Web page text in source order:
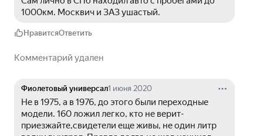
1000км. Москвич и ЗАЗ ушастый.
НравитсяОтветить
Комментарий удален
Фиолетовый универсал1 июня 2020
Не в 1975, а в 1976, до этого были переходные
модели. 160 ложил легко, кто не верит-
приезжайте,свидетели еще живы, не один литр